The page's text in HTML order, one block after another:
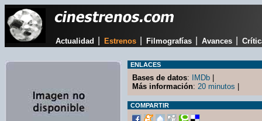
Actualidad Estrenos Filmografías Avances
ENLACES
Bases de datos: IMDb
Más información: 20 minutos
COMPARTIR